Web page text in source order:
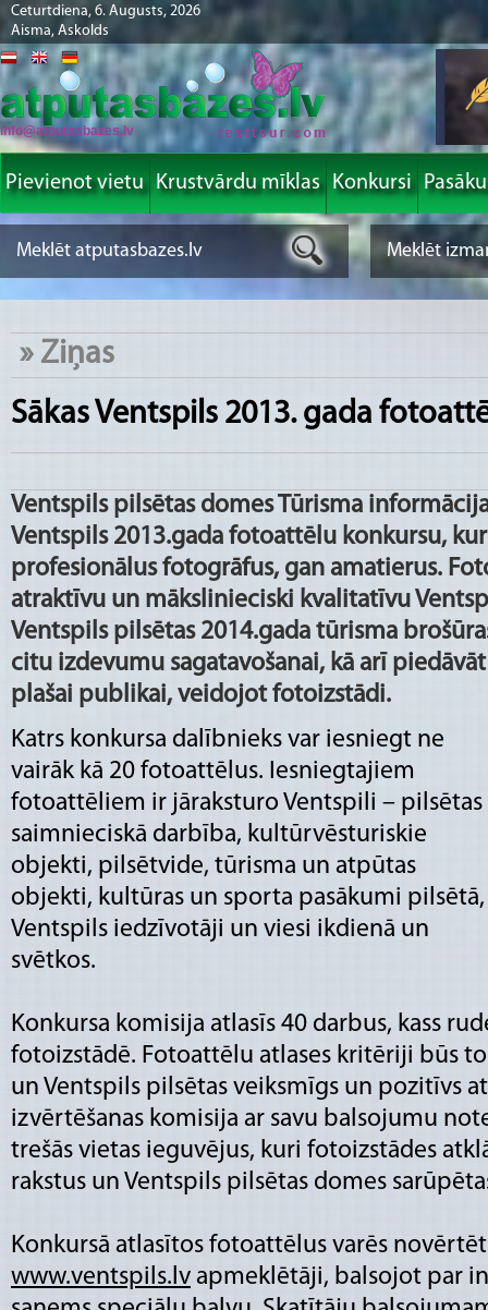
Ceturtdiena, 6. Augusts, 2026
Aisma, Askolds
info@atputasbazes.lv
Pievienot vietu Krustvārdu mīklas Konkursi
» Ziņas
Sākas Ventspils 2013. gada
Ventspils pilsētas domes Tūrisma
Ventspils 2013.gada fotoattēlu konkursu,
profesionālus fotogrāfus, gan amatierus.
atraktīvu un mākslinieciski kvalitatīvu
Ventspils pilsētas 2014.gada tūrisma
citu izdevumu sagatavošanai, kā arī
plašai publikai, veidojot fotoizstādi.
Katrs konkursa dalībnieks var iesniegt ne
vairāk kā 20 fotoattēlus. Iesniegtajiem
fotoattēliem ir jāraksturo Ventspili – pilsētas
saimnieciskā darbība, kultūrvēsturiskie
objekti, pilsētvide, tūrisma un atpūtas
objekti, kultūras un sporta pasākumi pilsētā,
Ventspils iedzīvotāji un viesi ikdienā un
svētkos.
Konkursa komisija atlasīs 40 darbus, kass
fotoizstādē. Fotoattēlu atlases kritēriji būs
un Ventspils pilsētas veiksmīgs un pozitīvs
izvērtēšanas komisija ar savu balsojumu
trešās vietas ieguvējus, kuri fotoizstādes
rakstus un Ventspils pilsētas domes
Konkursā atlasītos fotoattēlus varēs
www.ventspils.lv apmeklētāji, balsojot par